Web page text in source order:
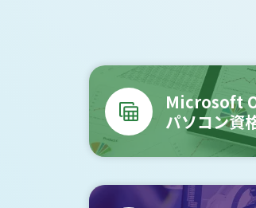
Microsoft
パソコン資